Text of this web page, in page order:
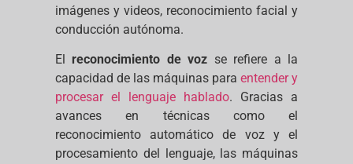
imágenes y videos, reconocimiento facial y
conducción autónoma.
El reconocimiento de voz se refiere a la
capacidad de las máquinas para entender y
procesar el lenguaje hablado. Gracias a
avances en técnicas como el
reconocimiento automático de voz y el
procesamiento del lenguaje, las máquinas